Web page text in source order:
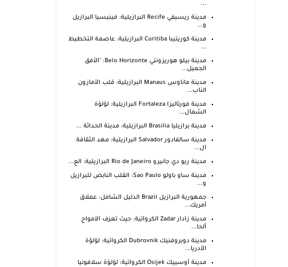
...
مدينة ريسيفي Recife البرازيلية: فينيسيا البرازيل
و...
مدينة كوريتيبا Curitiba البرازيلية: عاصمة التخطيط
...
مدينة بيلو هوريزونتي Belo Horizonte: "الأفق
الجميل...
مدينة ماناوس Manaus البرازيلية: قلب الأمازون
الناب...
مدينة فورتاليزا Fortaleza البرازيلية: لؤلؤة
الشمال...
مدينة برازيليا Brasilia البرازيلية: مدينة الحداثة ...
مدينة سالفادور Salvador البرازيلية: مهد الثقافة
ال...
مدينة ريو دي جانيرو Rio de Janeiro البرازيلية: الع...
مدينة ساو باولو Sao Paulo: القلب النابض للبرازيل
و...
جمهورية البرازيل Brazil الدليل الشامل: عملاق
أمريك...
مدينة زادار Zadar الكرواتية: حيث تعزف الأمواج
ألحا...
مدينة دوبروفنيك Dubrovnik الكرواتية: لؤلؤة
الأدريا...
مدينة أوسييك Osijek الكرواتية: لؤلؤة سلافونيا